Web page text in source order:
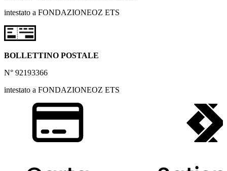
intestato a FONDAZIONEOZ ETS
BOLLETTINO POSTALE
N° 92193366
intestato a FONDAZIONEOZ ETS